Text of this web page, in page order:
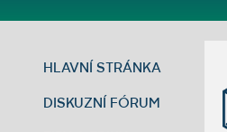
HLAVNÍ STRÁNKA
DISKUZNÍ FÓRUM